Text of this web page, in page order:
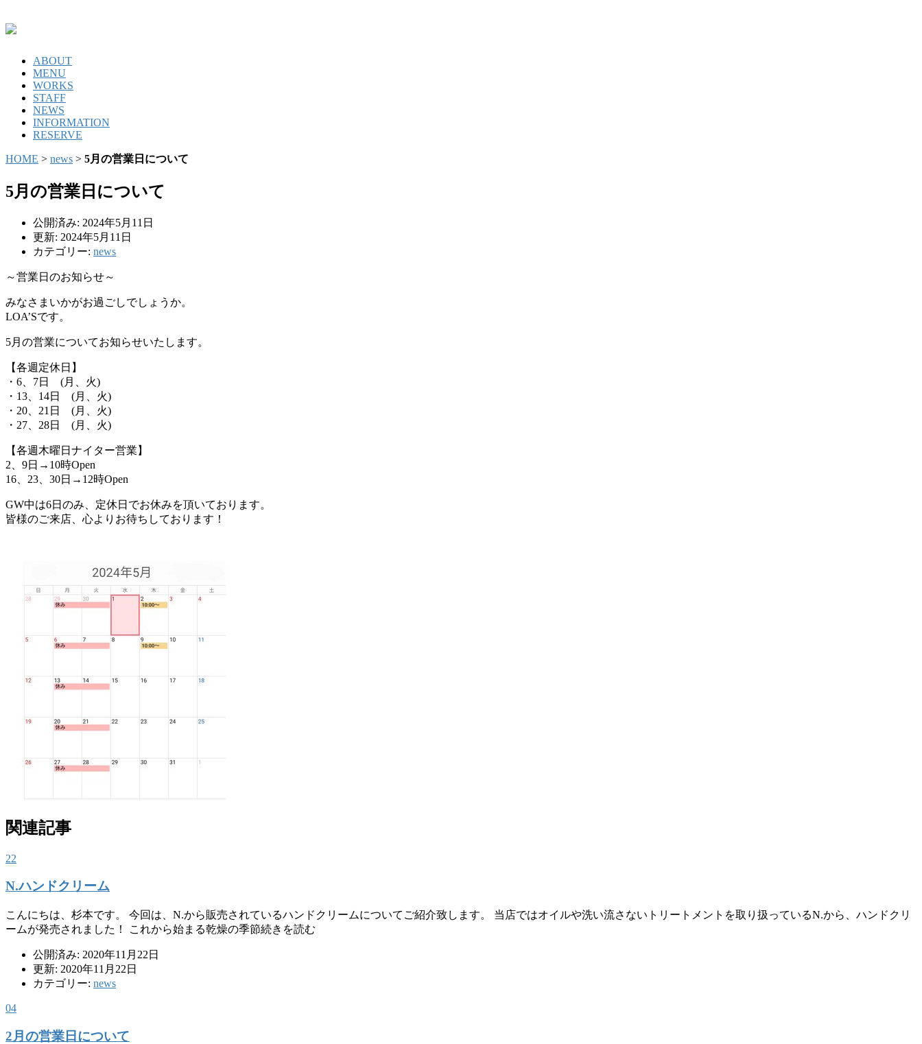
ABOUT
MENU
WORKS
STAFF
NEWS
INFORMATION
RESERVE
HOME > news > 5月の営業日について
5月の営業日について
公開済み: 2024年5月11日
更新: 2024年5月11日
カテゴリー: news
～営業日のお知らせ～
みなさまいかがお過ごしでしょうか。
LOA’Sです。
5月の営業についてお知らせいたします。
【各週定休日】
・6、7日 (月、火)
・13、14日 (月、火)
・20、21日 (月、火)
・27、28日 (月、火)
【各週木曜日ナイター営業】
2、9日→10時Open
16、23、30日→12時Open
GW中は6日のみ、定休日でお休みを頂いております。
皆様のご来店、心よりお待ちしております！
関連記事
22
N.ハンドクリーム
こんにちは、杉本です。 今回は、N.から販売されているハンドクリームについてご紹介致します。 当店ではオイルや洗い流さないトリートメントを取り扱っているN.から、ハンドクリ
ームが発売されました！ これから始まる乾燥の季節続きを読む
公開済み: 2020年11月22日
更新: 2020年11月22日
カテゴリー: news
04
2月の営業日について